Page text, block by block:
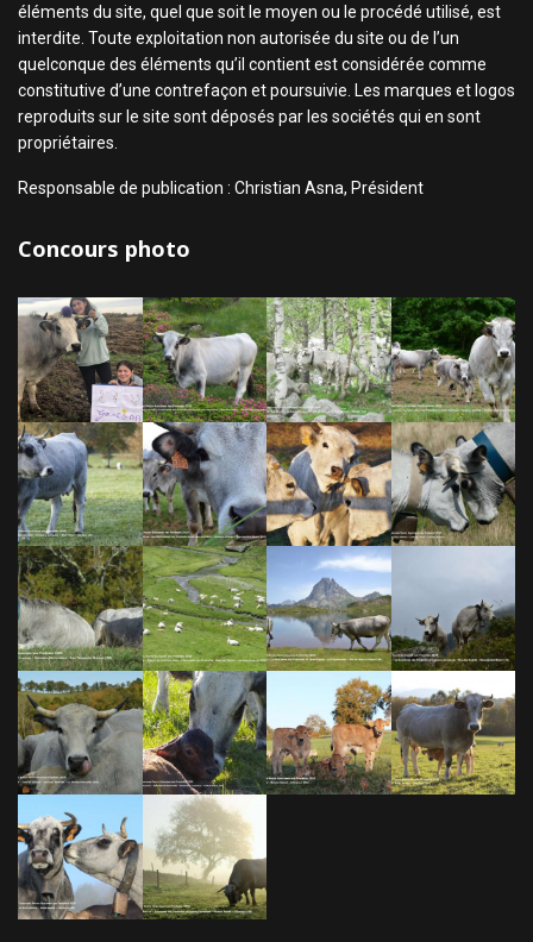
éléments du site, quel que soit le moyen ou le procédé utilisé, est
interdite. Toute exploitation non autorisée du site ou de l’un
quelconque des éléments qu’il contient est considérée comme
constitutive d’une contrefaçon et poursuivie. Les marques et logos
reproduits sur le site sont déposés par les sociétés qui en sont
propriétaires.
Responsable de publication : Christian Asna, Président
Concours photo